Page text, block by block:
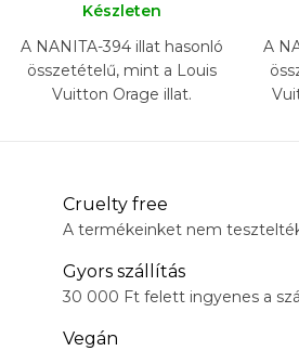
Készleten
A NANITA-394 illat hasonló
összetételű, mint a Louis
Vuitton Orage illat.
A
Cruelty free
A termékeinket nem
Gyors szállítás
30 000 Ft felett ingyenes a
Vegán